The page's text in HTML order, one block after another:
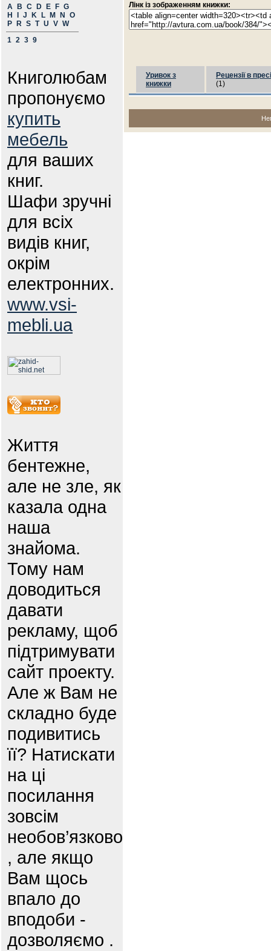
A
B C D E F G
H
J K L M N
O
P
R S T U V W
1 2 3 9
Книголюбам
пропонуємо
купить
мебель
для ваших
книг.
Шафи зручні
для всіх
видів книг,
окрім
електронних.
www.vsi-
mebli.ua
Життя
бентежне,
але не зле, як
казала одна
наша
знайома.
Тому нам
доводиться
давати
рекламу, щоб
підтримувати
сайт проекту.
Але ж Вам не
складно буде
подивитись
її? Натискати
на ці
посилання
зовсім
необов’язково
, але якщо
Вам щось
впало до
вподоби -
дозволяємо .
Лінк із зображенням книжки:
Уривок з
книжки
Рецензії в пресі
(1)